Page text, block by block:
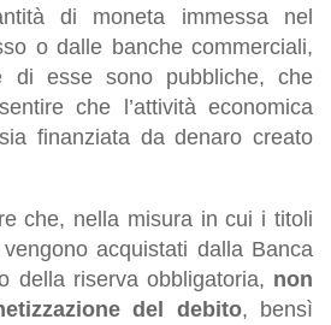
di moneta immessa nel
o dalle banche commerciali,
di esse sono pubbliche, che
che l’attività economica
finanziata da denaro creato
che, nella misura in cui i titoli
acquistati dalla Banca
della riserva obbligatoria, non
del debito, bensì